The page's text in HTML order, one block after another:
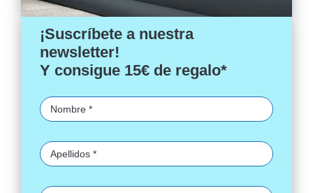
¡Suscríbete a nuestra
newsletter!
Y consigue 15€ de regalo*